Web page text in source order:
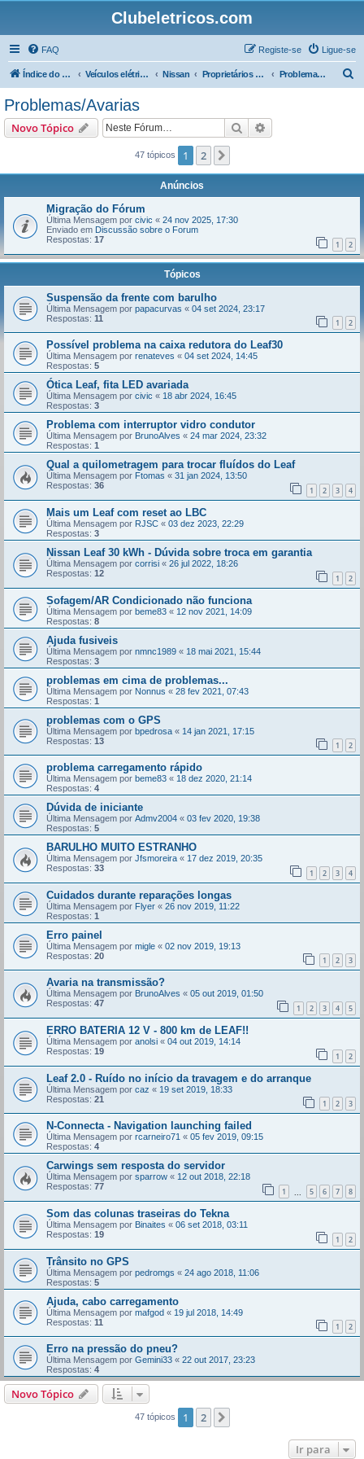
Clubeletricos.com
FAQ Ligue-se
Registe-se
Índice do Fórum Veículos elétricos e híbridos plug-in Nissan Proprietários do Nissan Leaf Problemas/Avarias
Problemas/Avarias
Novo Tópico Pesquisar
47 tópicos 1 2
Anúncios
Migração do Fórum
Última Mensagem por civic « 24 nov 2025, 17:30
Enviado em Discussão sobre o Forum
Respostas: 17 1 2
Tópicos
Suspensão da frente com barulho
Última Mensagem por papacurvas « 04 set 2024, 23:17
Respostas: 11 1 2
Possível problema na caixa redutora do Leaf30
Última Mensagem por renateves « 04 set 2024, 14:45
Respostas: 5
Ótica Leaf, fita LED avariada
Última Mensagem por civic « 18 abr 2024, 16:45
Respostas: 3
Problema com interruptor vidro condutor
Última Mensagem por BrunoAlves « 24 mar 2024, 23:32
Respostas: 1
Qual a quilometragem para trocar fluídos do Leaf
Última Mensagem por Ftomas « 31 jan 2024, 13:50
Respostas: 36 1 2 3 4
Mais um Leaf com reset ao LBC
Última Mensagem por RJSC « 03 dez 2023, 22:29
Respostas: 3
Nissan Leaf 30 kWh - Dúvida sobre troca em garantia
Última Mensagem por corrisi « 26 jul 2022, 18:26
Respostas: 12 1 2
Sofagem/AR Condicionado não funciona
Última Mensagem por beme83 « 12 nov 2021, 14:09
Respostas: 8
Ajuda fusiveis
Última Mensagem por nmnc1989 « 18 mai 2021, 15:44
Respostas: 3
problemas em cima de problemas...
Última Mensagem por Nonnus « 28 fev 2021, 07:43
Respostas: 1
problemas com o GPS
Última Mensagem por bpedrosa « 14 jan 2021, 17:15
Respostas: 13 1 2
problema carregamento rápido
Última Mensagem por beme83 « 18 dez 2020, 21:14
Respostas: 4
Dúvida de iniciante
Última Mensagem por Admv2004 « 03 fev 2020, 19:38
Respostas: 5
BARULHO MUITO ESTRANHO
Última Mensagem por Jfsmoreira « 17 dez 2019, 20:35
Respostas: 33 1 2 3 4
Cuidados durante reparações longas
Última Mensagem por Flyer « 26 nov 2019, 11:22
Respostas: 1
Erro painel
Última Mensagem por migle « 02 nov 2019, 19:13
Respostas: 20 1 2 3
Avaria na transmissão?
Última Mensagem por BrunoAlves « 05 out 2019, 01:50
Respostas: 47 1 2 3 4 5
ERRO BATERIA 12 V - 800 km de LEAF!!
Última Mensagem por anolsi « 04 out 2019, 14:14
Respostas: 19 1 2
Leaf 2.0 - Ruído no início da travagem e do arranque
Última Mensagem por caz « 19 set 2019, 18:33
Respostas: 21 1 2 3
N-Connecta - Navigation launching failed
Última Mensagem por rcarneiro71 « 05 fev 2019, 09:15
Respostas: 4
Carwings sem resposta do servidor
Última Mensagem por sparrow « 12 out 2018, 22:18
Respostas: 77 1 5 6 7 8
Som das colunas traseiras do Tekna
Última Mensagem por Binaites « 06 set 2018, 03:11
Respostas: 19 1 2
Trânsito no GPS
Última Mensagem por pedromgs « 24 ago 2018, 11:06
Respostas: 5
Ajuda, cabo carregamento
Última Mensagem por mafgod « 19 jul 2018, 14:49
Respostas: 11 1 2
Erro na pressão do pneu?
Última Mensagem por Gemini33 « 22 out 2017, 23:23
Respostas: 4
Novo Tópico
47 tópicos 1 2
Ir para